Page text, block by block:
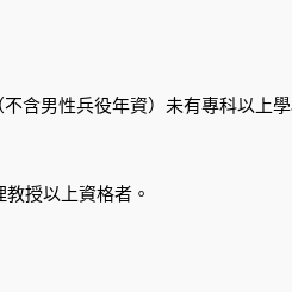
含男性兵役年資）未有專科以上
授以上資格者。